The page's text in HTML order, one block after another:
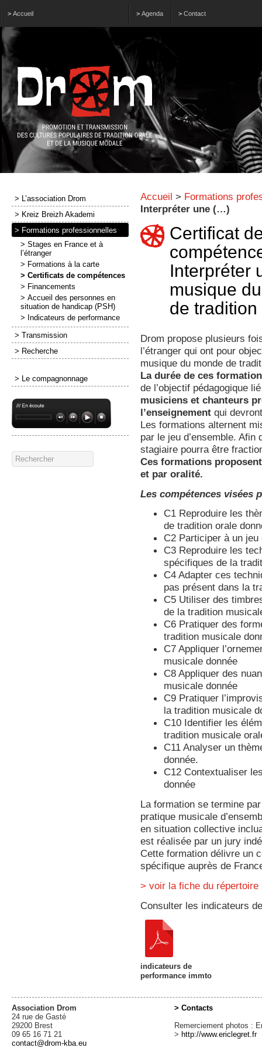
> Accueil > Agenda > Contact
> L’association Drom
> Kreiz Breizh Akademi
> Formations professionnelles
> Stages en France et à
l’étranger
> Formations à la carte
> Certificats de compétences
> Financements
> Accueil des personnes en
situation de handicap (PSH)
> Indicateurs de performance
> Transmission
> Recherche
> Le compagnonnage
Accueil > Formations
Interpréter une (…)
Certificat
Interpréter
musique
de tradition
Drom propose plusieurs
l’étranger qui ont pour
musique du monde de
La durée de ces
de l’objectif pédagogique
musiciens et chanteurs
l’enseignement qui
Les formations alternent
par le jeu d’ensemble.
stagiaire pourra être
Ces formations
et par oralité.
Les compétences visées
C1 Reproduire les
de tradition orale
C2 Participer à un
C3 Reproduire les
spécifiques de la
C4 Adapter ces
pas présent dans la
C5 Utiliser des
de la tradition
C6 Pratiquer des
tradition musicale
C7 Appliquer
musicale donnée
C8 Appliquer des
musicale donnée
C9 Pratiquer
la tradition musicale
C10 Identifier les
tradition musicale
C11 Analyser un
donnée.
C12 Contextualiser
donnée
La formation se termine
pratique musicale
en situation collective
est réalisée par un jury
Cette formation délivre un
spécifique auprès de
> voir la fiche du
Consulter les indicateurs
indicateurs de
performance immto
Association Drom
24 rue de Gasté
29200 Brest
09 65 16 71 21
contact@drom-kba.eu
> Contacts
Remerciement photos :
> http://www.ericlegret.fr